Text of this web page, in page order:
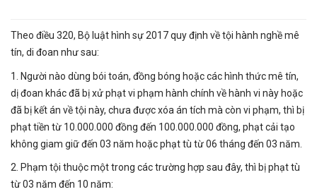
Theo điều 320, Bộ luật hình sự 2017 quy định về tội hành nghề mê
tín, di đoan như sau:
1. Người nào dùng bói toán, đồng bóng hoặc các hình thức mê tín,
dị đoan khác đã bị xử phạt vi phạm hành chính về hành vi này hoặc
đã bị kết án về tội này, chưa được xóa án tích mà còn vi phạm, thì bị
phạt tiền từ 10.000.000 đồng đến 100.000.000 đồng, phạt cải tạo
không giam giữ đến 03 năm hoặc phạt tù từ 06 tháng đến 03 năm.
2. Phạm tội thuộc một trong các trường hợp sau đây, thì bị phạt tù
từ 03 năm đến 10 năm: